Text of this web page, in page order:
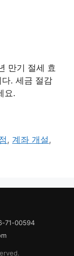
만기 절세 효
. 세금 절감
요.
, 계좌 개설 ,
71-00594